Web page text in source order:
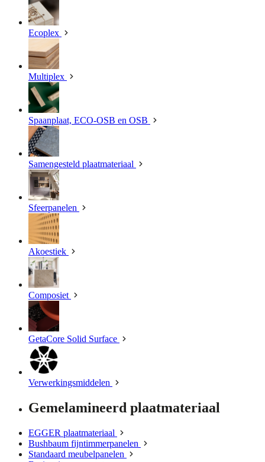
Ecoplex
Multiplex
Spaanplaat, ECO-OSB en OSB
Samengesteld plaatmateriaal
Sfeerpanelen
Akoestiek
Composiet
GetaCore Solid Surface
Verwerkingsmiddelen
Gemelamineerd plaatmateriaal
EGGER plaatmateriaal
Bushbaum fijntimmerpanelen
Standaard meubelpanelen